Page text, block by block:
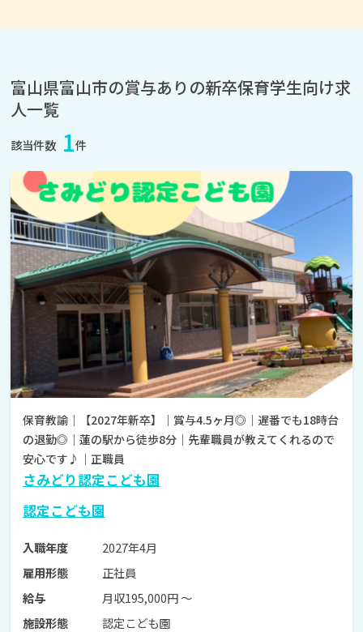
富山県富山市の賞与ありの新卒保育学生向け求
人一覧
該当件数 1件
保育教諭｜【2027年新卒】｜賞与4.5ヶ月◎｜遅番でも18時台
の退勤◎｜蓮の駅から徒歩8分｜先輩職員が教えてくれるので
安心です♪｜正職員
さみどり認定こども園
認定こども園
入職年度
2027年4月
雇用形態
正社員
給与
月収195,000円 〜
施設形態
認定こども園